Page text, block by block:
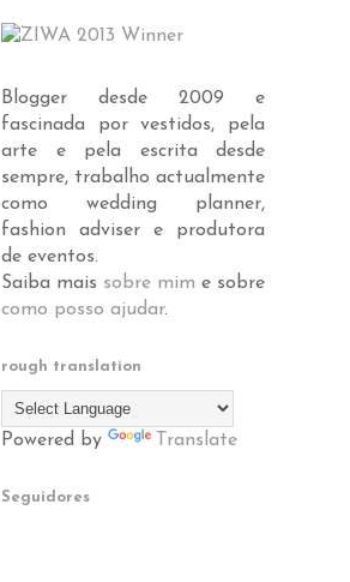
Blogger desde 2009 e
fascinada por vestidos, pela
arte e pela escrita desde
sempre, trabalho actualmente
como wedding planner,
fashion adviser e produtora
de eventos.
Saiba mais sobre mim e sobre
como posso ajudar.
rough translation
Powered by Translate
Seguidores